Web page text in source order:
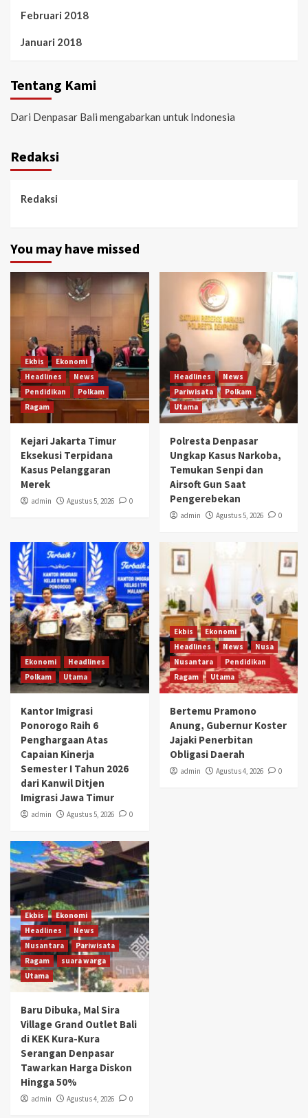
Februari 2018
Januari 2018
Tentang Kami
Dari Denpasar Bali mengabarkan untuk Indonesia
Redaksi
Redaksi
You may have missed
Ekbis
Ekonomi
Headlines
News
Pendidikan
Polkam
Ragam
Kejari Jakarta Timur
Eksekusi Terpidana
Kasus Pelanggaran
Merek
admin Agustus 5, 2026 0
Headlines
News
Pariwisata
Polkam
Utama
Polresta Denpasar
Ungkap Kasus Narkoba,
Temukan Senpi dan
Airsoft Gun Saat
Pengerebekan
admin Agustus 5, 2026 0
Ekonomi
Headlines
Polkam
Utama
Kantor Imigrasi
Ponorogo Raih 6
Penghargaan Atas
Capaian Kinerja
Semester I Tahun 2026
dari Kanwil Ditjen
Imigrasi Jawa Timur
admin Agustus 5, 2026 0
Ekbis
Ekonomi
Headlines
News
Nusa
Nusantara
Pendidikan
Ragam
Utama
Bertemu Pramono
Anung, Gubernur Koster
Jajaki Penerbitan
Obligasi Daerah
admin Agustus 4, 2026 0
Ekbis
Ekonomi
Headlines
News
Nusantara
Pariwisata
Ragam
suara warga
Utama
Baru Dibuka, Mal Sira
Village Grand Outlet Bali
di KEK Kura-Kura
Serangan Denpasar
Tawarkan Harga Diskon
Hingga 50%
admin Agustus 4, 2026 0